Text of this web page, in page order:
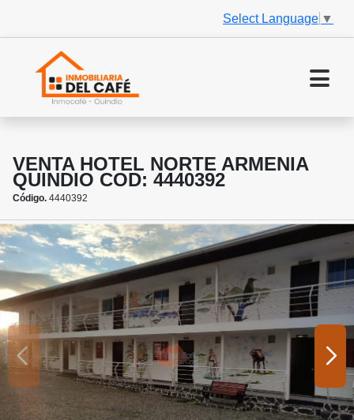
Select Language ▼
VENTA HOTEL NORTE ARMENIA
QUINDIO COD: 4440392
Código. 4440392